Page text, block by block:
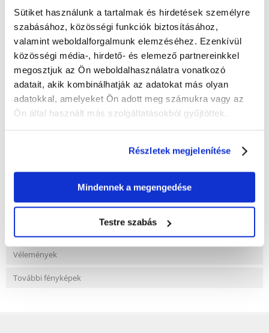
Sütiket használunk a tartalmak és hirdetések személyre
szabásához, közösségi funkciók biztosításához,
valamint weboldalforgalmunk elemzéséhez. Ezenkívül
közösségi média-, hirdető- és elemező partnereinkkel
megosztjuk az Ön weboldalhasználatra vonatkozó
adatait, akik kombinálhatják az adatokat más olyan
adatokkal, amelyeket Ön adott meg számukra vagy az
Ön által használt más szolgáltatásokból gyűjtöttek.
Részletek megjelenítése
Mindennek a megengedése
Testre szabás
Képek ügyfeleinkrőlTovábbi képek megtekintése
Leírás
Gyakori Kérdések (GYIK)
Vélemények
További fényképek